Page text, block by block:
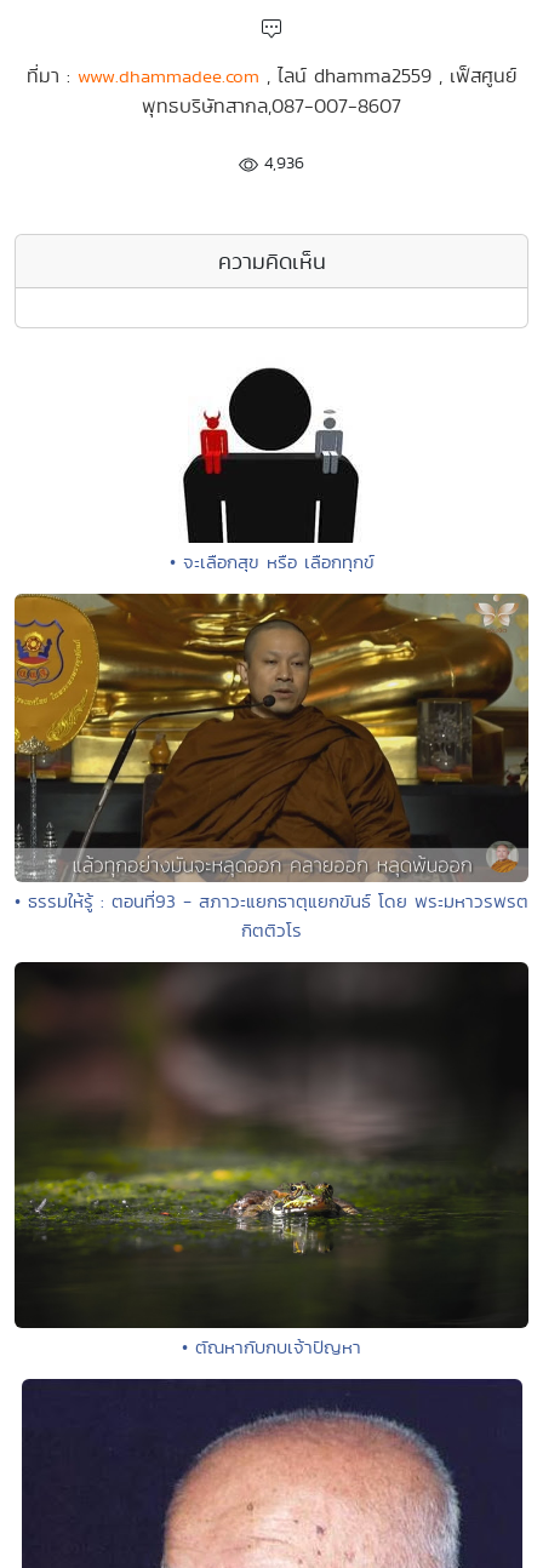
ที่มา : www.dhammadee.com , ไลน์ dhamma2559 , เฟ็สศูนย์
พุทธบริษัทสากล,087-007-8607
4,936
ความคิดเห็น
• จะเลือกสุข หรือ เลือกทุกข์
• ธรรมให้รู้ : ตอนที่93 - สภาวะแยกธาตุแยกขันธ์ โดย พระมหาวรพรต
กิตติวโร
• ตัณหากับกบเจ้าปัญหา